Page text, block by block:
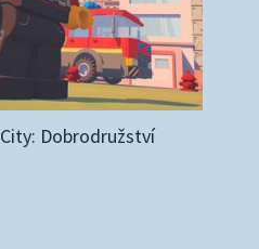
City: Dobrodružství